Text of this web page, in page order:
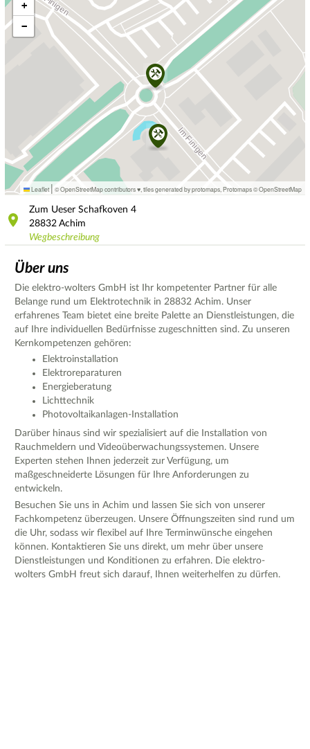
+
−
Leaflet | © OpenStreetMap contributors ♥, tiles generated by protomaps Protomaps©OpenStreetMap
Zum Ueser Schafkoven 4
28832 Achim
Wegbeschreibung
Über uns
Die elektro-wolters GmbH ist Ihr kompetenter Partner für alle
Belange rund um Elektrotechnik in 28832 Achim. Unser
erfahrenes Team bietet eine breite Palette an Dienstleistungen, die
auf Ihre individuellen Bedürfnisse zugeschnitten sind. Zu unseren
Kernkompetenzen gehören:
Elektroinstallation
Elektroreparaturen
Energieberatung
Lichttechnik
Photovoltaikanlagen-Installation
Darüber hinaus sind wir spezialisiert auf die Installation von
Rauchmeldern und Videoüberwachungssystemen. Unsere
Experten stehen Ihnen jederzeit zur Verfügung, um
maßgeschneiderte Lösungen für Ihre Anforderungen zu
entwickeln.
Besuchen Sie uns in Achim und lassen Sie sich von unserer
Fachkompetenz überzeugen. Unsere Öffnungszeiten sind rund um
die Uhr, sodass wir flexibel auf Ihre Terminwünsche eingehen
können. Kontaktieren Sie uns direkt, um mehr über unsere
Dienstleistungen und Konditionen zu erfahren. Die elektro-
wolters GmbH freut sich darauf, Ihnen weiterhelfen zu dürfen.